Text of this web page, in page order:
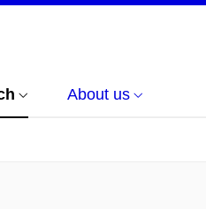
About us